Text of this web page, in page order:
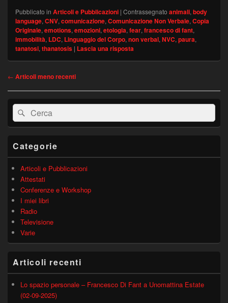
Pubblicato in Articoli e Pubblicazioni | Contrassegnato animali, body
language, CNV, comunicazione, Comunicazione Non Verbale, Copia
Originale, emotions, emozioni, etologia, fear, francesco di fant,
immobilità, LDC, Linguaggio del Corpo, non verbal, NVC, paura,
tanatosi, thanatosis | Lascia una risposta
Navigazione
← Articoli meno recenti
Area
widget
barra
laterale
Cerca:Cerca
Categorie
Articoli e Pubblicazioni
Attestati
Conferenze e Workshop
I miei libri
Radio
Televisione
Varie
Articoli recenti
Lo spazio personale – Francesco Di Fant a Unomattina Estate
(02-09-2025)